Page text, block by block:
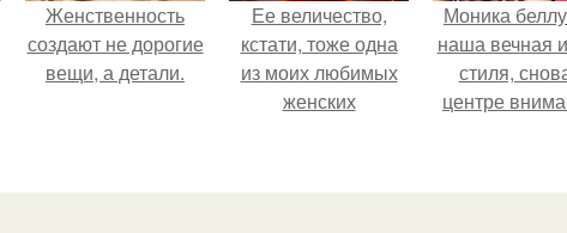
Женственность
создают не дорогие
вещи, а детали.
Ее величество,
кстати, тоже одна
из моих любимых
женских
Моника
наша вечная
стиля,
центре